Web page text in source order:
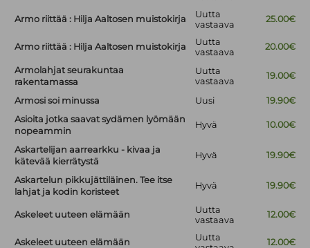
Armo riittää : Hilja Aaltosen muistokirja
Uutta
vastaava
25.00€
Armo riittää : Hilja Aaltosen muistokirja
Uutta
vastaava
20.00€
Armolahjat seurakuntaa
rakentamassa
Uutta
vastaava
19.00€
Armosi soi minussa Uusi
19.90€
Asioita jotka saavat sydämen lyömään
nopeammin
Hyvä 10.00€
Askartelijan aarrearkku - kivaa ja
kätevää kierrätystä
Hyvä 19.90€
Askartelun pikkujättiläinen. Tee itse
lahjat ja kodin koristeet
Hyvä 19.90€
Askeleet uuteen elämään
Uutta
vastaava
12.00€
Askeleet uuteen elämään
Uutta
12.00€